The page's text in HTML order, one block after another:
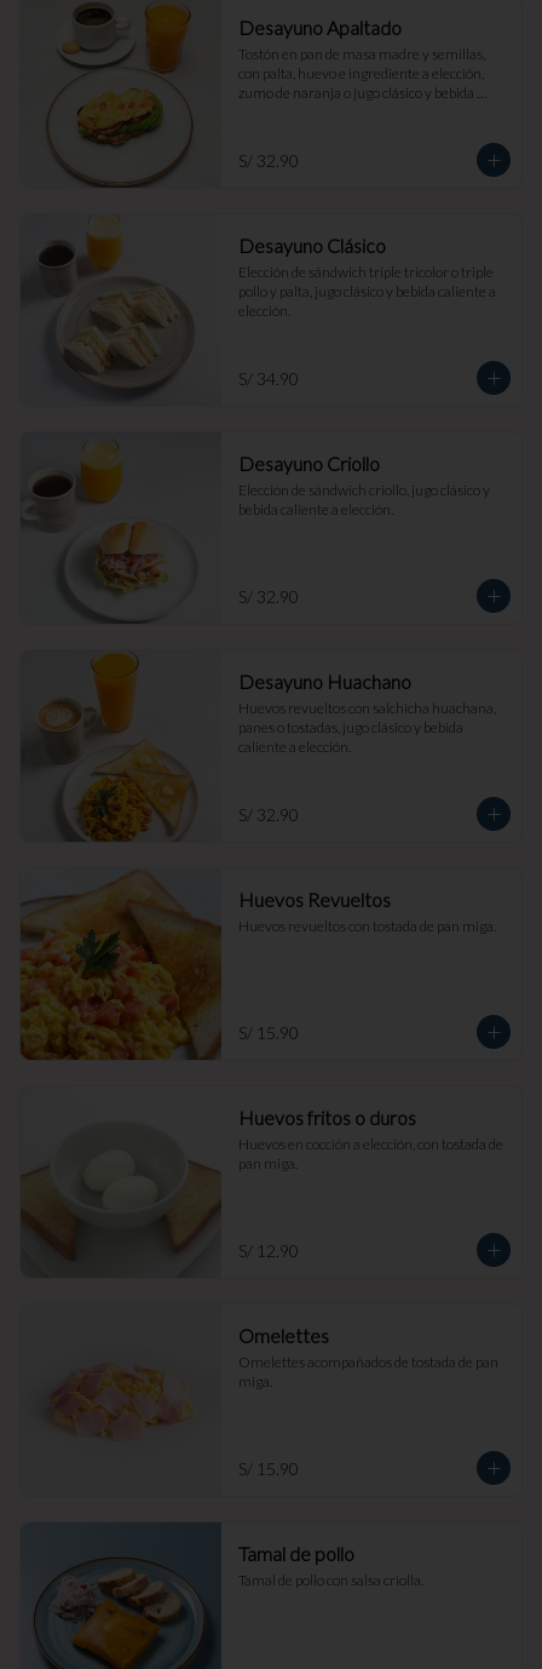
Desayuno Apaltado
Tostón en pan de masa madre y semillas,
con palta, huevo e ingrediente a elección,
zumo de naranja o jugo clásico y bebida
S/ 32.90
Desayuno Clásico
Elección de sándwich triple tricolor o triple
pollo y palta, jugo clásico y bebida caliente a
elección.
S/ 34.90
Desayuno Criollo
Elección de sándwich criollo, jugo clásico y
bebida caliente a elección.
S/ 32.90
Desayuno Huachano
Huevos revueltos con salchicha huachana,
panes o tostadas, jugo clásico y bebida
caliente a elección.
S/ 32.90
Huevos Revueltos
Huevos revueltos con tostada de pan miga.
S/ 15.90
Huevos fritos o duros
Huevos en cocción a elección, con tostada de
pan miga.
S/ 12.90
Omelettes
Omelettes acompañados de tostada de pan
miga.
S/ 15.90
Tamal de pollo
Tamal de pollo con salsa criolla.